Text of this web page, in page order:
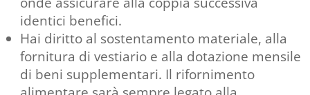
identici benefici.
Hai diritto al sostentamento materiale, alla
fornitura di vestiario e alla dotazione mensile
di beni supplementari. Il rifornimento